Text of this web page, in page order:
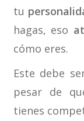
tu
hagas, eso
cómo eres.
Este debe
pesar de
tienes